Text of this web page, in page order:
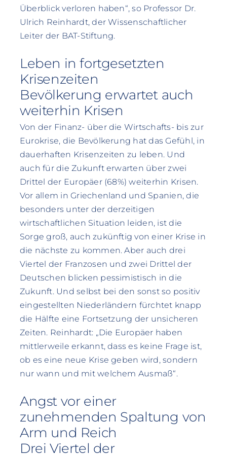
Überblick verloren haben“, so Professor Dr.
Ulrich Reinhardt, der Wissenschaftlicher
Leiter der BAT-Stiftung.
Leben in fortgesetzten
Krisenzeiten
Bevölkerung erwartet auch
weiterhin Krisen
Von der Finanz- über die Wirtschafts- bis zur
Eurokrise, die Bevölkerung hat das Gefühl, in
dauerhaften Krisenzeiten zu leben. Und
auch für die Zukunft erwarten über zwei
Drittel der Europäer (68%) weiterhin Krisen.
Vor allem in Griechenland und Spanien, die
besonders unter der derzeitigen
wirtschaftlichen Situation leiden, ist die
Sorge groß, auch zukünftig von einer Krise in
die nächste zu kommen. Aber auch drei
Viertel der Franzosen und zwei Drittel der
Deutschen blicken pessimistisch in die
Zukunft. Und selbst bei den sonst so positiv
eingestellten Niederländern fürchtet knapp
die Hälfte eine Fortsetzung der unsicheren
Zeiten. Reinhardt: „Die Europäer haben
mittlerweile erkannt, dass es keine Frage ist,
ob es eine neue Krise geben wird, sondern
nur wann und mit welchem Ausmaß“.
Angst vor einer
zunehmenden Spaltung von
Arm und Reich
Drei Viertel der